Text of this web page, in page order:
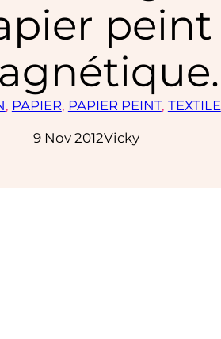
peint
, PAPIER, PAPIER PEINT, TEXTILE
9 Nov 2012Vicky